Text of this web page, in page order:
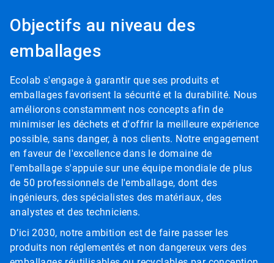
Objectifs au niveau des
emballages
Ecolab s'engage à garantir que ses produits et
emballages favorisent la sécurité et la durabilité. Nous
améliorons constamment nos concepts afin de
minimiser les déchets et d'offrir la meilleure expérience
possible, sans danger, à nos clients. Notre engagement
en faveur de l'excellence dans le domaine de
l'emballage s'appuie sur une équipe mondiale de plus
de 50 professionnels de l'emballage, dont des
ingénieurs, des spécialistes des matériaux, des
analystes et des techniciens.
D’ici 2030, notre ambition est de faire passer les
produits non réglementés et non dangereux vers des